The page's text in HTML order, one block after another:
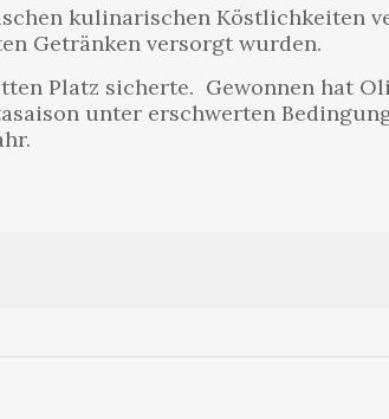
kulinarischen Köstlichkeiten
Getränken versorgt wurden.
Platz sicherte. Gewonnen hat
unter erschwerten